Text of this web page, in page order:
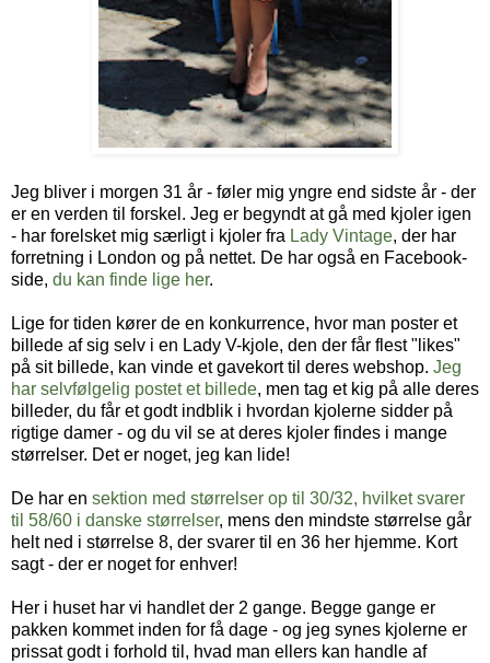
Jeg bliver i morgen 31 år - føler mig yngre end sidste år - der
er en verden til forskel. Jeg er begyndt at gå med kjoler igen
- har forelsket mig særligt i kjoler fra Lady Vintage, der har
forretning i London og på nettet. De har også en Facebook-
side, du kan finde lige her.
Lige for tiden kører de en konkurrence, hvor man poster et
billede af sig selv i en Lady V-kjole, den der får flest "likes"
på sit billede, kan vinde et gavekort til deres webshop. Jeg
har selvfølgelig postet et billede, men tag et kig på alle deres
billeder, du får et godt indblik i hvordan kjolerne sidder på
rigtige damer - og du vil se at deres kjoler findes i mange
størrelser. Det er noget, jeg kan lide!
De har en sektion med størrelser op til 30/32, hvilket svarer
til 58/60 i danske størrelser, mens den mindste størrelse går
helt ned i størrelse 8, der svarer til en 36 her hjemme. Kort
sagt - der er noget for enhver!
Her i huset har vi handlet der 2 gange. Begge gange er
pakken kommet inden for få dage - og jeg synes kjolerne er
prissat godt i forhold til, hvad man ellers kan handle af